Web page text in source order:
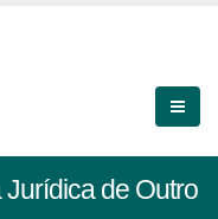
de Outro